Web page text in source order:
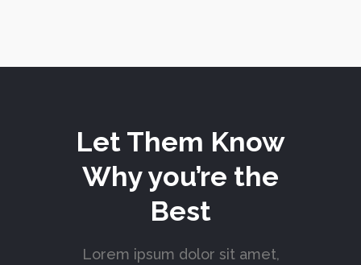
Let Them Know
Why you’re the
Best
Lorem ipsum dolor sit amet,